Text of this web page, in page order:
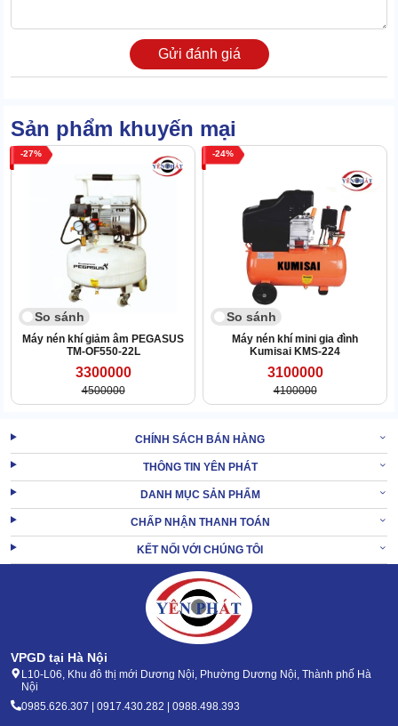
Sự tiết chế về trọng lượng và kích cỡ đã làm tăng độ linh hoạt của
máy khi sử dụng, lắp đặt, di dời khi cần.
Ngay sau bước khởi động, thiết bị sẽ chuyển sang giai đoạn ổn
định.
Lúc này, mức năng lượng tiêu thụ, lượng khí nén tạo ra trong 1
đơn vị thời gian sẽ được duy trì đều đều.
Cùng với đó, áp lực khí nén tạo ra cũng giữ ở mức bình ổn, không
tăng giảm thất thường.
Những lỗi phát sinh khi máy hoạt động ít khi xảy ra. Thiết bị giữ
vững phong độ làm việc kể cả khi khai thác công năng trên
1.4 Không gây ồn với công nghệ giảm âm tân tiến
Khimáy nén khí Wing
hoạt động, độ ồn cao nhất cỡ 52dB, thấp
nhất khoảng 46dB.
Gửi đánh giá
Sản phẩm khuyến mại
27
So sánh
Máy nén khí giảm âm PEGASUS
TM-OF550-22L
3300000
4500000
24
So sánh
Máy nén khí mini gia đình
Kumisai KMS-224
3100000
4100000
CHÍNH SÁCH BÁN HÀNG
THÔNG TIN YÊN PHÁT
DANH MỤC SẢN PHẨM
CHẤP NHẬN THANH TOÁN
KẾT NỐI VỚI CHÚNG TÔI
VPGD tại Hà Nội
L10-L06, Khu đô thị mới Dương Nội, Phường Dương Nội, Thành phố Hà
Nội
0985.626.307 | 0917.430.282 | 0988.498.393